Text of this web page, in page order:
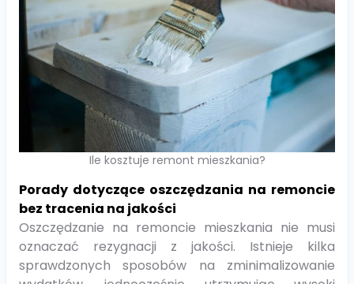
Ile kosztuje remont mieszkania?
Porady dotyczące oszczędzania na remoncie
bez tracenia na jakości
Oszczędzanie na remoncie mieszkania nie musi
oznaczać rezygnacji z jakości. Istnieje kilka
sprawdzonych sposobów na zminimalizowanie